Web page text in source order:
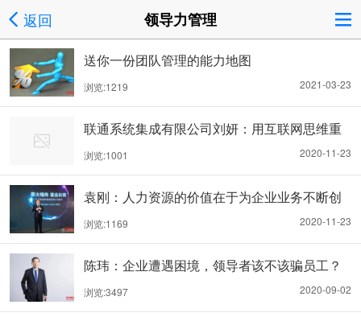
返回 领导力管理
送你一份团队管理的能力地图
2021-03-23
浏览:1219
联通系统集成有限公司刘妍：用互联网思维重
建人力运营模式
2020-11-23
浏览:1001
袁刚：人力资源的价值在于为企业业务不断创
造价值
2020-11-23
浏览:1169
陈玮：企业遭遇困境，领导者该不该骗员工？
2020-09-02
浏览:3497